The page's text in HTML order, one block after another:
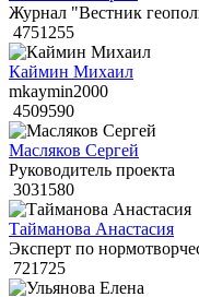
Журнал "Вестник
4751255
Каймин Михаил
mkaymin2000
4509590
Масляков Сергей
Руководитель проекта
3031580
Тайманова Анастасия
Эксперт по
721725